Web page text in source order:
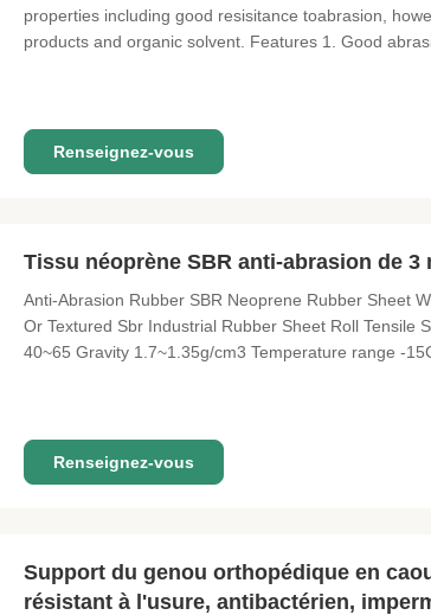
properties including good resisitance toabrasion,
products and organic solvent. Features 1. Good
High temparature resistance Application Seals and
Renseignez-vous
Tissu néoprène SBR anti-abrasion de 3
Anti-Abrasion Rubber SBR Neoprene Rubber Sheet
Or Textured Sbr Industrial Rubber Sheet Roll Tensile
40~65 Gravity 1.7~1.35g/cm3 Temperature range -
flooring will be sure to enhance your facility or
Renseignez-vous
Support du genou orthopédique en
résistant à l'usure, antibactérien,